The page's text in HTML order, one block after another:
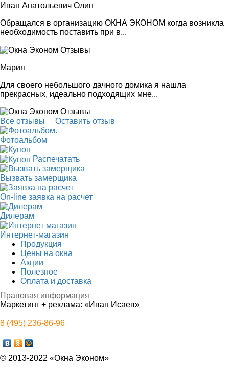
Иван Анатольевич Олин
Обращался в организацию ОКНА ЭКОНОМ когда возникла
необходимость поставить при в...
Мария
Для своего небольшого дачного домика я нашла
прекрасных, идеально подходящих мне...
Все отзывы
Оставить отзыв
.
Фотоальбом
Распечатать
Вызвать замерщика
On-line заявка на расчет
Дилерам
Интернет-магазин
Продукция
Цены на окна
Акции
Полезное
Оплата и доставка
Правовая информация
Маркетинг + реклама: «Иван Исаев»
8 (495) 236-86-96
© 2013-2022 «Окна Эконом»